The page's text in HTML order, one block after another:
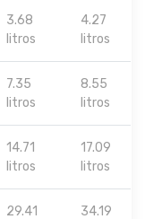
3.68
litros
4.27
litros
7.35
litros
8.55
litros
14.71
litros
17.09
litros
29.41
34.19